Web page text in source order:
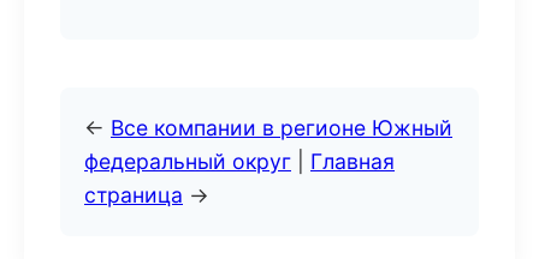
← Все компании в регионе Южный
федеральный округ
Главная
страница →